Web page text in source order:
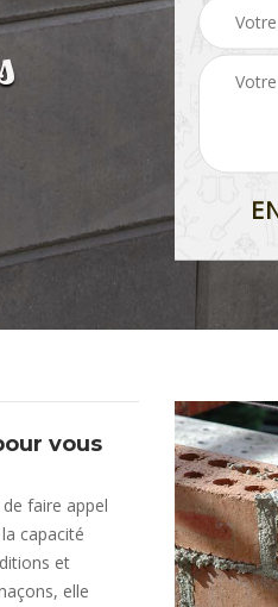
vous
faire appel
capacité
et
elle